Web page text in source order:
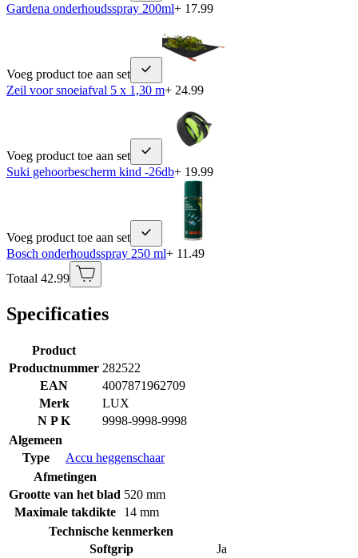
Gardena onderhoudsspray 200ml+ 17.99
Voeg product toe aan set
Zeil voor snoeiafval 5 x 1,30 m+ 24.99
Voeg product toe aan set
Suki gehoorbescherm kind -26db+ 19.99
Voeg product toe aan set
Bosch onderhoudsspray 250 ml+ 11.49
Totaal 42.99
Specificaties
Product
Productnummer 282522
EAN
4007871962709
Merk
LUX
N P K
9998-9998-9998
Algemeen
Type
Accu heggenschaar
Afmetingen
Grootte van het blad 520 mm
Maximale takdikte
14 mm
Technische kenmerken
Softgrip
Ja